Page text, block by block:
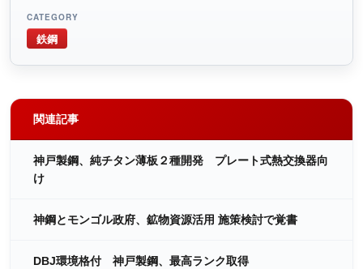
CATEGORY
鉄鋼
関連記事
神戸製鋼、純チタン薄板２種開発 プレート式熱交換器向
け
神鋼とモンゴル政府、鉱物資源活用 施策検討で覚書
DBJ環境格付 神戸製鋼、最高ランク取得